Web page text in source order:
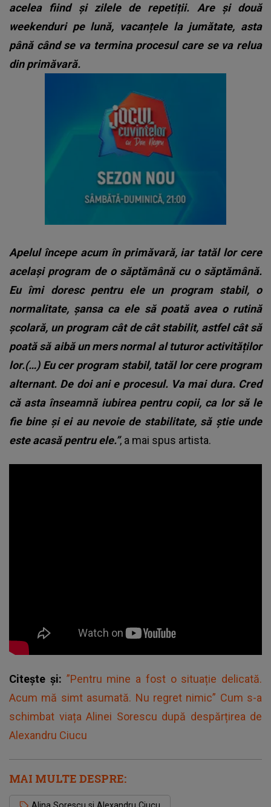
acelea fiind și zilele de repetiții. Are și două
weekenduri pe lună, vacanțele la jumătate, asta
până când se va termina procesul care se va relua
din primăvară.
Apelul începe acum în primăvară, iar tatăl lor cere
același program de o săptămână cu o săptămână.
Eu îmi doresc pentru ele un program stabil, o
normalitate, șansa ca ele să poată avea o rutină
școlară, un program cât de cât stabilit, astfel cât să
poată să aibă un mers normal al tuturor activităților
lor.(…) Eu cer program stabil, tatăl lor cere program
alternant. De doi ani e procesul. Va mai dura. Cred
că asta înseamnă iubirea pentru copii, ca lor să le
fie bine și ei au nevoie de stabilitate, să știe unde
este acasă pentru ele.”, a mai spus artista.
Citește și: ”Pentru mine a fost o situație delicată.
Acum mă simt asumată. Nu regret nimic” Cum s-a
schimbat viața Alinei Sorescu după despărțirea de
Alexandru Ciucu
MAI MULTE DESPRE:
Alina Sorescu si Alexandru Ciucu